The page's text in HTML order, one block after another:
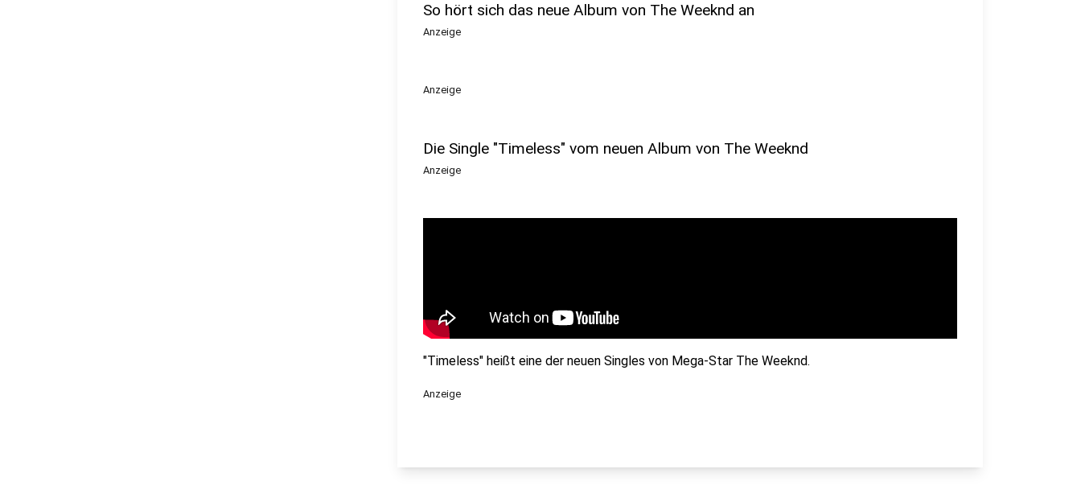
So hört sich das neue Album von The Weeknd an
Anzeige
Anzeige
Die Single "Timeless" vom neuen Album von The Weeknd
Anzeige
"Timeless" heißt eine der neuen Singles von Mega-Star The Weeknd.
Anzeige